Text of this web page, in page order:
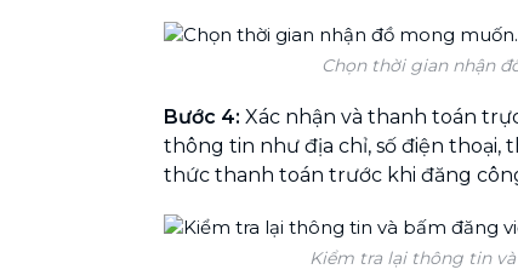
Chọn thời gian nhận
Bước 4: Xác nhận và thanh toán
thông tin như địa chỉ, số điện thoại,
thức thanh toán trước khi đăng
Kiểm tra lại thông tin